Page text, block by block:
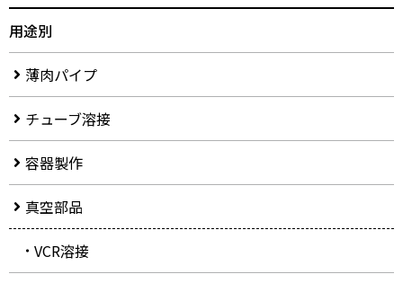
用途別
薄肉パイプ
チューブ溶接
容器製作
真空部品
VCR溶接